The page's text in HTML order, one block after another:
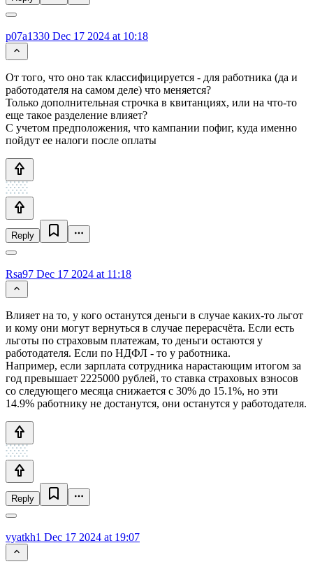
p07a1330 Dec 17 2024 at 10:18
От того, что оно так классифицируется - для работника (да и
работодателя на самом деле) что меняется?
Только дополнительная строчка в квитанциях, или на что-то
еще такое разделение влияет?
С учетом предположения, что кампании пофиг, куда именно
пойдут ее налоги после оплаты
Reply
Rsa97 Dec 17 2024 at 11:18
Влияет на то, у кого останутся деньги в случае каких-то льгот
и кому они могут вернуться в случае перерасчёта. Если есть
льготы по страховым платежам, то деньги остаются у
работодателя. Если по НДФЛ - то у работника.
Например, если зарплата сотрудника нарастающим итогом за
год превышает 2225000 рублей, то ставка страховых взносов
со следующего месяца снижается с 30% до 15.1%, но эти
14.9% работнику не достанутся, они останутся у работодателя.
Reply
vyatkh1 Dec 17 2024 at 19:07